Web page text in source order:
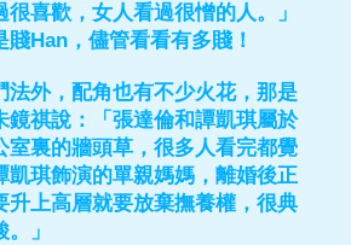
喜歡，女人看過很憎的人。」
Han，儘管看看有多賤！
法外，配角也有不少火花，那是
鏡祺說：「張達倫和譚凱琪屬於
室裏的牆頭草，很多人看完都覺
凱琪飾演的單親媽媽，離婚後正
升上高層就要放棄撫養權，很典
」